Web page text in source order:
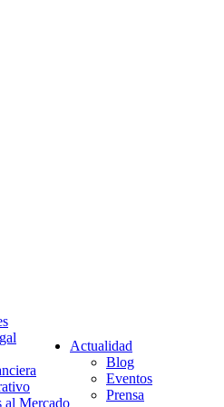
al Mercado
Actualidad
Blog
Eventos
Prensa